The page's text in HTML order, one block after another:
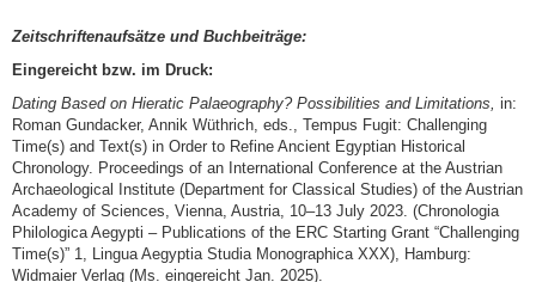
Zeitschriftenaufsätze und Buchbeiträge:
Eingereicht bzw. im Druck:
Dating Based on Hieratic Palaeography? Possibilities and Limitations, in:
Roman Gundacker, Annik Wüthrich, eds., Tempus Fugit: Challenging
Time(s) and Text(s) in Order to Refine Ancient Egyptian Historical
Chronology. Proceedings of an International Conference at the Austrian
Archaeological Institute (Department for Classical Studies) of the Austrian
Academy of Sciences, Vienna, Austria, 10–13 July 2023. (Chronologia
Philologica Aegypti – Publications of the ERC Starting Grant “Challenging
Time(s)” 1, Lingua Aegyptia Studia Monographica XXX), Hamburg:
Widmaier Verlag (Ms. eingereicht Jan. 2025).